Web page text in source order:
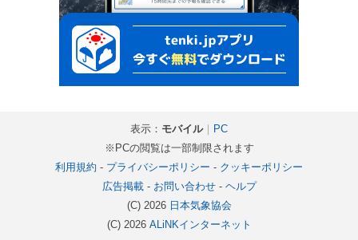
表示： モバイル｜ PC
※PCの閲覧は一部制限されます
利用規約 - プライバシーポリシー - クッキーポリシー
広告掲載- お問い合わせ- ヘルプ
(C) 2026 日本気象協会
(C) 2026 ALiNKインターネット